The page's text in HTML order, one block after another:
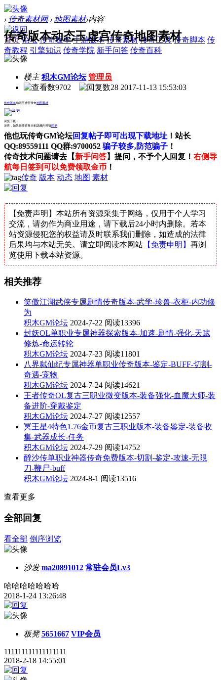
› 传奇素材网 › 地图素材›内容
首页 论坛 传奇版本 手游版本 传奇素材 传奇工具 传奇脚本 传
奇教程 引擎知识 传奇学院 新手问答 传奇百科
传奇版本动态玉虚宫传奇地图素材
楼主 积木GM论坛 管理员
9702
28 2017-11-13 15:53:03
传奇版本动态玉虚宫传奇地图素材
回复下载：
游客，如果您要查看本帖隐藏内容请回复
他也玩传奇GM论坛回复帖子即可出现下载地址 ！站长
QQ:89559111 QQ群:9700052 骗子较多,防范骗子 ！
传奇技术问题请去【新手问答】提问，不予个人回复！ 右侧导
航每日签到可以免费领取金币 ！
传奇 版本 动态 地图 素材
【免责声明】本站所有资源采集于网络，仅用于个人学习
交流，请勿作为商业用途，请下载后24小时内删除。若本
站资源侵犯您的权益请及时联系我们删除，如造成的法律
后果均与本站无关。请立即阅读本网站【免责申明】 再浏
览使用下载本站资源。
相关推荐
笑傲江湖武侠专属剧情传奇版本-武学-珍兽-衣柜-内功修
为
积木GM论坛 2024-7-22 阅读13396
封妖OL单职业专属神器探索版本-加速-剧情-强化-天赋
修炼-命运转轮
积木GM论坛 2024-7-23 阅读11801
八界弑仙纪专属神器单职业传奇版本-鉴定-BUFF-切割-
奇遇-宠物
积木GM论坛 2024-7-24 阅读14621
王者传奇OL复古三职业微变版本-装备强化-血魔大师-装
备进阶-穿戴鉴定
积木GM论坛 2024-7-27 阅读12557
冥王星4特色1.76金币复古三职业版本-装备鉴定-装备收
集-武器成长-任务
积木GM论坛 2024-7-29 阅读14752
醉沙传单职业神器传奇免费版本-切割-鉴定-攻速-无限
刀-鞭尸-buff
积木GM论坛 2024-8-1 阅读13516
查看更多
全部回复
看全部 倒序浏览
沙发 ma20891012 常驻会员Lv3
哈哈哈哈哈哈哈
2018-1-24 13:26:48
板凳 5651667 VIP会员
111111111111111111
2018-2-18 14:55:01